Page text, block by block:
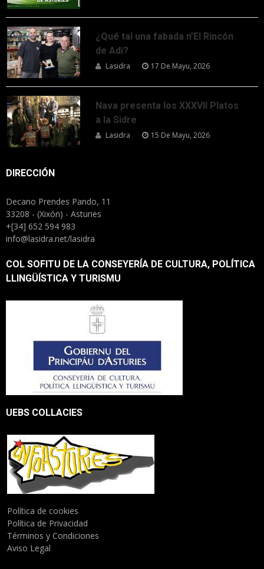
¿Qué tal una fabada n’El Rincón
de Adi?
Lasidra 17 De Mayu, 2026
Nava presenta los XXXVII Platos
a la Sidre
Lasidra 15 De Mayu, 2026
DIRECCIÓN
Decano Prendes Pando, 11
33208 - (Xixón) - Asturies
+[34] 652 594 983
info@lasidra.net/lasidra
COL SOFITU DE LA CONSEYERÍA DE CULTURA, POLÍTICA
LLINGÜÍSTICA Y TURISMU
UEBS COLLACIES
Política de cookies
Política de Privacidad
Términos y Condiciones
Aviso Legal